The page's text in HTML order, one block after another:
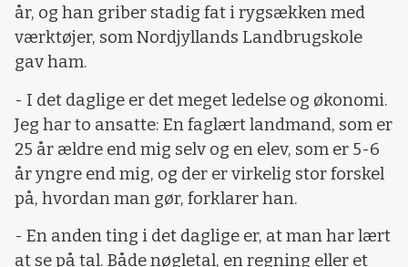
år, og han griber stadig fat i rygsækken med
værktøjer, som Nordjyllands Landbrugskole
gav ham.
- I det daglige er det meget ledelse og økonomi.
Jeg har to ansatte: En faglært landmand, som er
25 år ældre end mig selv og en elev, som er 5-6
år yngre end mig, og der er virkelig stor forskel
på, hvordan man gør, forklarer han.
- En anden ting i det daglige er, at man har lært
at se på tal. Både nøgletal, en regning eller et